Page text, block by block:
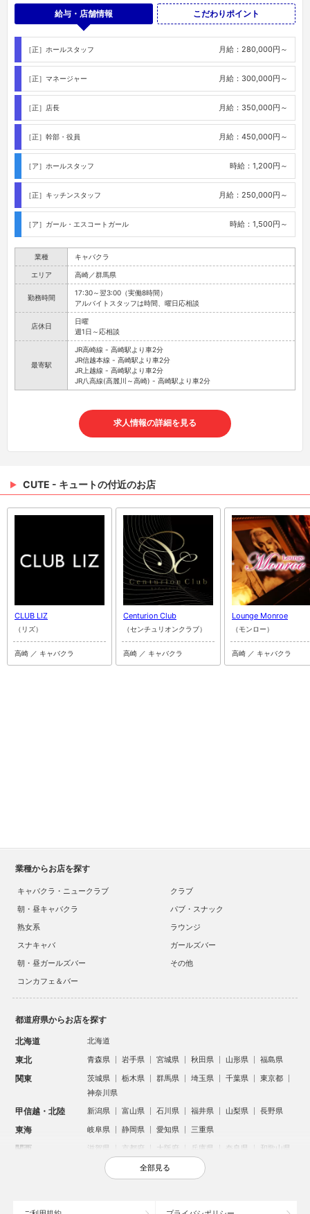
給与・店舗情報 こだわりポイント
［正］ホールスタッフ 月給：280,000円～
［正］マネージャー 月給：300,000円～
［正］店長 月給：350,000円～
［正］幹部・役員 月給：450,000円～
［ア］ホールスタッフ 時給：1,200円～
［正］キッチンスタッフ 月給：250,000円～
［ア］ガール・エスコートガール 時給：1,500円～
業種 キャバクラ
エリア 高崎／群馬県
勤務時間
17:30～翌3:00（実働8時間）
アルバイトスタッフは時間、曜日応相談
店休日
日曜
週1日～応相談
最寄駅
JR高崎線 - 高崎駅より車2分
JR信越本線 - 高崎駅より車2分
JR上越線 - 高崎駅より車2分
JR八高線(高麗川～高崎) - 高崎駅より車2分
求人情報の詳細を見る
CUTE - キュートの付近のお店
CLUB LIZ
（リズ）
高崎 ／ キャバクラ
Centurion Club
（センチュリオンクラブ）
高崎 ／ キャバクラ
Lounge Monroe
（モンロー）
高崎 ／ キャバクラ
業種からお店を探す
キャバクラ・ニュークラブ
クラブ
朝・昼キャバクラ
パブ・スナック
熟女系
ラウンジ
スナキャバ
ガールズバー
朝・昼ガールズバー
その他
コンカフェ＆バー
都道府県からお店を探す
北海道 北海道
東北 青森県 岩手県 宮城県 秋田県 山形県 福島県
関東 茨城県 栃木県 群馬県 埼玉県 千葉県
東京都
神奈川県
甲信越・北陸 新潟県 富山県 石川県 福井県 山梨県 長野県
東海 岐阜県 静岡県 愛知県 三重県
関西 滋賀県 京都府 大阪府 兵庫県 奈良県 和歌山県
鳥取県 島根県 岡山県 広島県
全部見る